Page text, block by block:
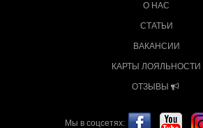
О НАС
СТАТЬИ
ВАКАНСИИ
КАРТЫ ЛОЯЛЬНОСТИ
ОТЗЫВЫ
Мы в соцсетях: